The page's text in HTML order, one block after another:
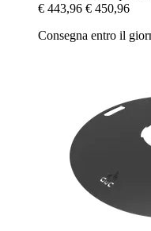
€ 443,96 € 450,96
Consegna entro il